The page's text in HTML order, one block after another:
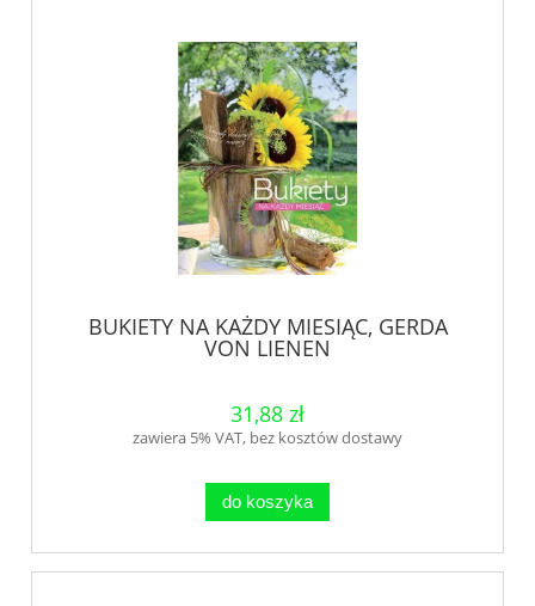
BUKIETY NA KAŻDY MIESIĄC, GERDA
VON LIENEN
31,88 zł
zawiera 5% VAT, bez kosztów dostawy
do koszyka